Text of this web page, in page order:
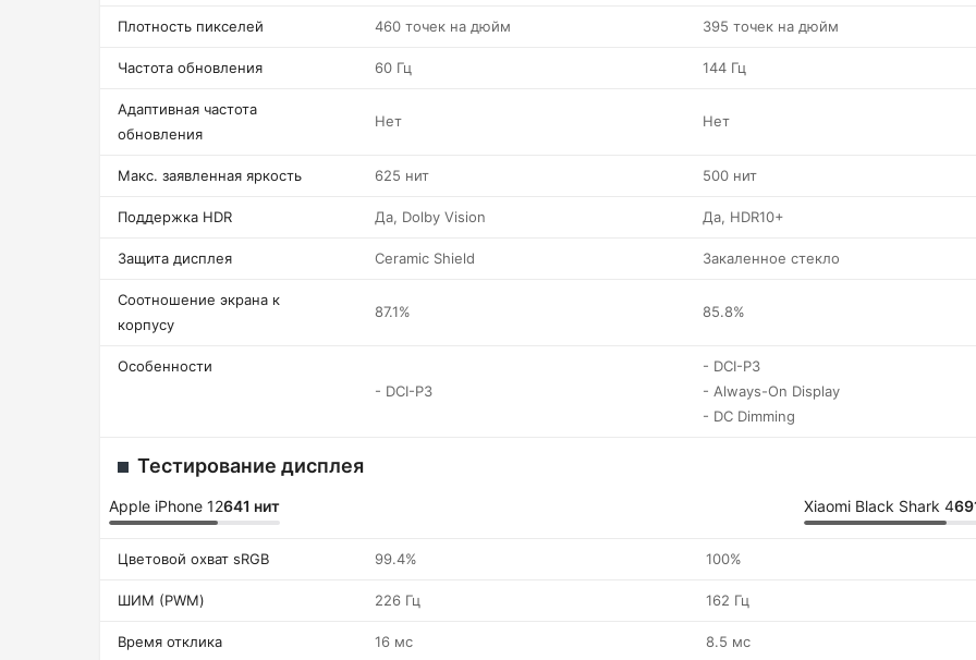
Плотность пикселей 460 точек на дюйм 395 точек на дюйм
Частота обновления 60 Гц 144 Гц
Адаптивная частота
обновления
Нет Нет
Макс. заявленная яркость 625 нит 500 нит
Поддержка HDR Да, Dolby Vision Да, HDR10+
Защита дисплея Ceramic Shield Закаленное стекло
Соотношение экрана к
корпусу
87.1% 85.8%
Особенности
- DCI-P3
- DCI-P3
- Always-On Display
- DC Dimming
Тестирование дисплея
Apple iPhone 12641 нит Xiaomi Black Shark 4
Цветовой охват sRGB 99.4% 100%
ШИМ (PWM) 226 Гц 162 Гц
Время отклика 16 мс 8.5 мс